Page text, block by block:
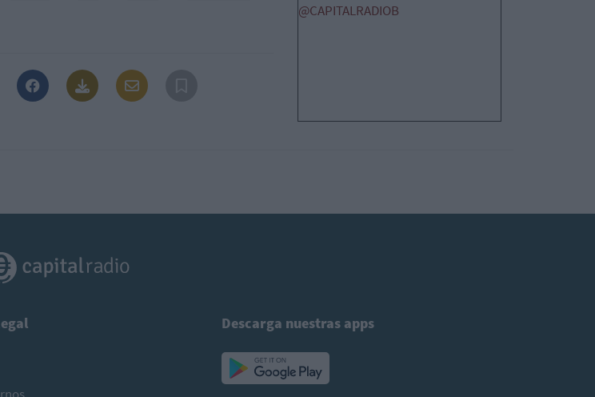
@CAPITALRADIOB
Descarga nuestras apps